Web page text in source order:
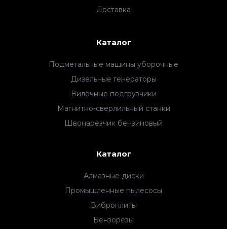
Доставка
Каталог
Подметальные машины уборочные
Дизельные генераторы
Вилочные подгрузчики
Магнитно-сверлильный станки
Швонарезчик бензиновый
Каталог
Алмазные диски
Промышленные пылесосы
Виброплиты
Бензорезы